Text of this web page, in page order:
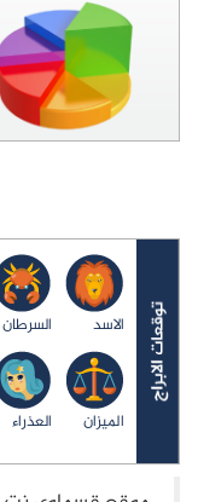
الاسد السرطان
الميزان العذراء